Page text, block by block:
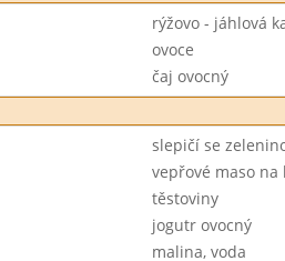
rýžovo - jáhlová
ovoce
čaj ovocný
slepičí se
vepřové maso na
těstoviny
jogutr ovocný
malina, voda